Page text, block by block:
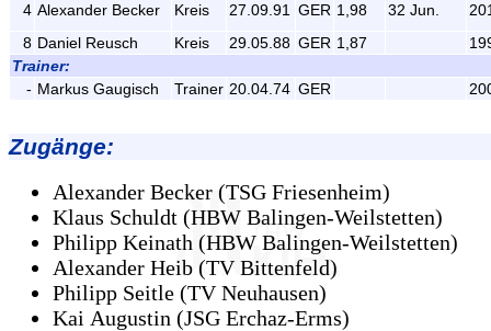
4 Alexander Becker Kreis 27.09.91 GER 1,98 32 Jun.
8 Daniel Reusch Kreis 29.05.88 GER 1,87
Trainer:
- Markus Gaugisch Trainer 20.04.74 GER
Zugänge:
Alexander Becker (TSG Friesenheim)
Klaus Schuldt (HBW Balingen-Weilstetten)
Philipp Keinath (HBW Balingen-Weilstetten)
Alexander Heib (TV Bittenfeld)
Philipp Seitle (TV Neuhausen)
Kai Augustin (JSG Erchaz-Erms)